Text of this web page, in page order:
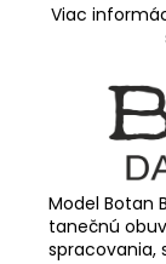
Viac
Model Botan
tanečnú
spracovania,